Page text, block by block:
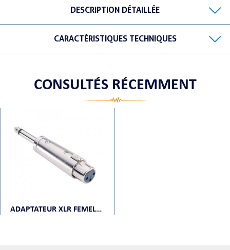
DESCRIPTION DÉTAILLÉE
CARACTÉRISTIQUES TECHNIQUES
CONSULTÉS RÉCEMMENT
ADAPTATEUR XLR FEMELLE VERS JACK MONO MÂLE